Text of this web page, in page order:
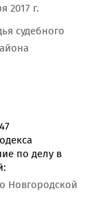
2017 г.
судебного
по делу в
Новгородской